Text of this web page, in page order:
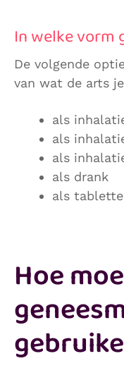
In welke vorm
De volgende
van wat de arts
als
als
als
als drank
als
Hoe